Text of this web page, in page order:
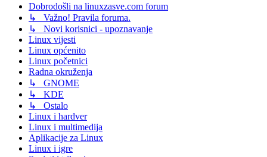
Dobrodošli na linuxzasve.com forum
↳ Važno! Pravila foruma.
↳ Novi korisnici - upoznavanje
Linux vijesti
Linux općenito
Linux početnici
Radna okruženja
↳ GNOME
↳ KDE
↳ Ostalo
Linux i hardver
Linux i multimedija
Aplikacije za Linux
Linux i igre